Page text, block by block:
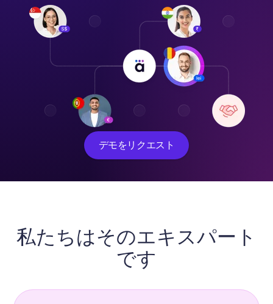
デモをリクエスト
私たちはそのエキスパート
です